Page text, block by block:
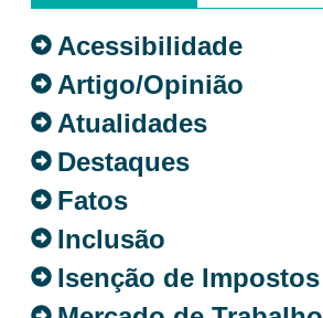
Acessibilidade
Artigo/Opinião
Atualidades
Destaques
Fatos
Inclusão
Isenção de Impostos